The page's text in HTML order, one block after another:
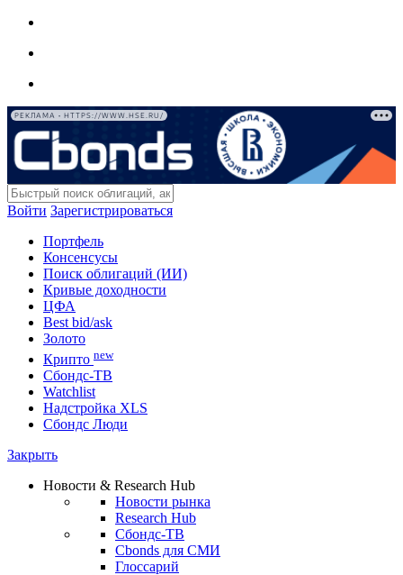
РЕКЛАМА • HTTPS://WWW.HSE.RU/
Войти Зарегистрироваться
Портфель
Консенсусы
Поиск облигаций (ИИ)
Кривые доходности
ЦФА
Best bid/ask
Золото
Крипто new
Сбондс-ТВ
Watchlist
Надстройка XLS
Сбондс Люди
Закрыть
Новости & Research Hub
Новости рынка
Research Hub
Сбондс-ТВ
Cbonds для СМИ
Глоссарий